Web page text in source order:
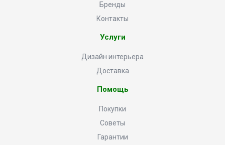
Бренды
Контакты
Услуги
Дизайн интерьера
Доставка
Помощь
Покупки
Советы
Гарантии